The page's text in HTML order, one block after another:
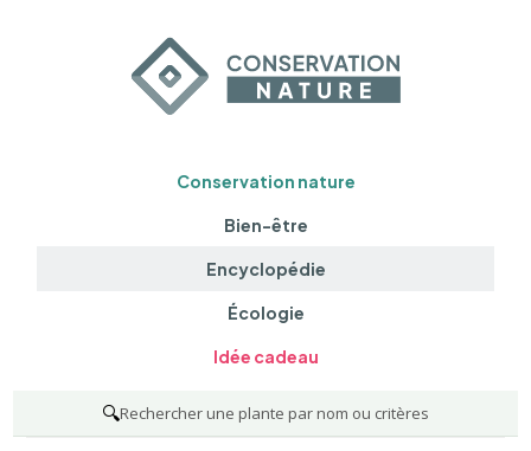
Conservation nature
Bien-être
Encyclopédie
Écologie
Idée cadeau
🔍Rechercher une plante par nom ou critères